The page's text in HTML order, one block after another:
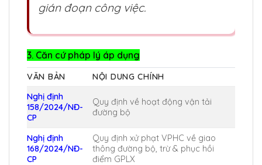
gián đoạn công việc.
3. Căn cứ pháp lý áp dụng
VĂN BẢN
NỘI DUNG CHÍNH
Nghị định
158/2024/NĐ-
CP
Quy định về hoạt động vận tải
đường bộ
Nghị định
168/2024/NĐ-
CP
Quy định xử phạt VPHC về giao
thông đường bộ, trừ & phục hồi
điểm GPLX